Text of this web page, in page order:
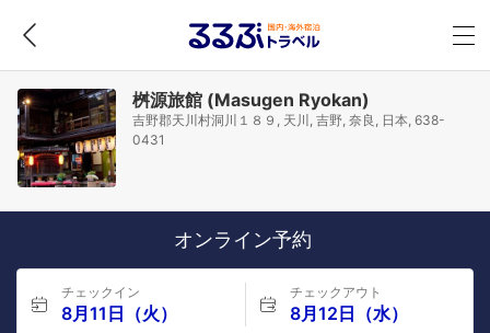
桝源旅館 (Masugen Ryokan)
吉野郡天川村洞川１８９, 天川, 吉野, 奈良, 日本, 638-
0431
オンライン予約
チェックイン
8月11日（火）
チェックアウト
8月12日（水）